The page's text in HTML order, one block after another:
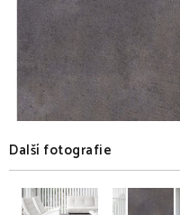
Další fotografie